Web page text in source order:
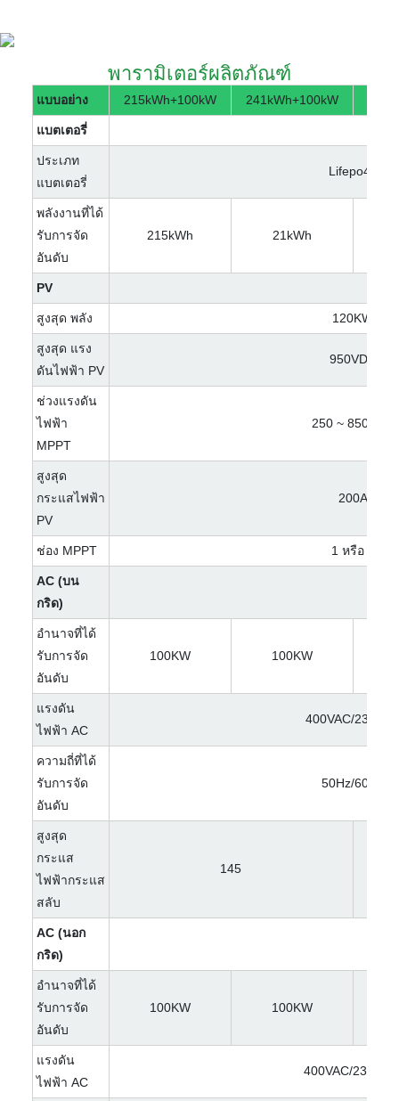
พารามิเตอร์ผลิตภัณฑ์
แบบอย่าง 215kWh+100kW 241kWh+100kW
แบตเตอรี่
ประเภท
แบตเตอรี่
Lifepo4
พลังงานที่ได้
รับการจัด
อันดับ
215kWh 21kWh
PV
สูงสุด พลัง 120KW
สูงสุด แรง
ดันไฟฟ้า PV
950VDC
ช่วงแรงดัน
ไฟฟ้า
MPPT
250 ~ 850VDC
สูงสุด
กระแสไฟฟ้า
PV
200A
ช่อง MPPT 1 หรือ 4
AC (บน
กริด)
อำนาจที่ได้
รับการจัด
อันดับ
100KW 100KW
แรงดัน
ไฟฟ้า AC
400VAC/
ความถี่ที่ได้
รับการจัด
อันดับ
50Hz/60Hz
สูงสุด
กระแส
ไฟฟ้ากระแส
สลับ
145
AC (นอก
กริด)
อำนาจที่ได้
รับการจัด
อันดับ
100KW 100KW
แรงดัน
ไฟฟ้า AC
400VAC/